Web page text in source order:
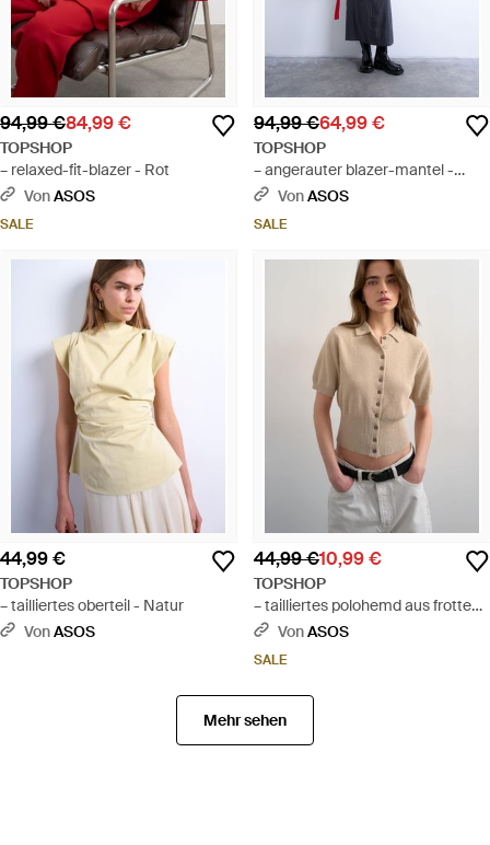
94,99 €84,99 €
TOPSHOP
– relaxed-fit-blazer - Rot
VonASOS
SALE
94,99 €64,99 €
TOPSHOP
– angerauter blazer-mantel -
WeißVonASOS
SALE
44,99 €
TOPSHOP
– tailliertes oberteil - Natur
VonASOS
44,99 €10,99 €
TOPSHOP
– tailliertes polohemd aus frottee-
feinstrick - Natur
VonASOS
SALE
Mehr sehen